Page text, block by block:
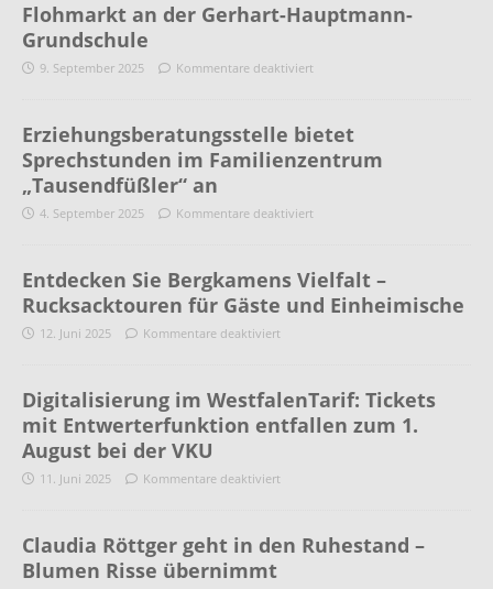
Flohmarkt an der Gerhart-Hauptmann-
Grundschule
9. September 2025 Kommentare deaktiviert
Erziehungsberatungsstelle bietet
Sprechstunden im Familienzentrum
„Tausendfüßler“ an
4. September 2025 Kommentare deaktiviert
Entdecken Sie Bergkamens Vielfalt –
Rucksacktouren für Gäste und Einheimische
12. Juni 2025 Kommentare deaktiviert
Digitalisierung im WestfalenTarif: Tickets
mit Entwerterfunktion entfallen zum 1.
August bei der VKU
11. Juni 2025 Kommentare deaktiviert
Claudia Röttger geht in den Ruhestand –
Blumen Risse übernimmt